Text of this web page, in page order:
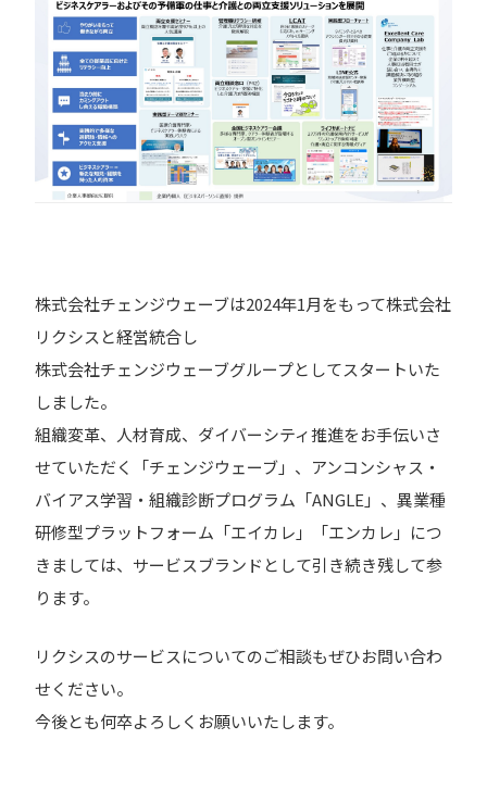
株式会社チェンジウェーブは2024年1月をもって株式会社
リクシスと経営統合し
株式会社チェンジウェーブグループとしてスタートいた
しました。
組織変革、人材育成、ダイバーシティ推進をお手伝いさ
せていただく「チェンジウェーブ」、アンコンシャス・
バイアス学習・組織診断プログラム「ANGLE」、異業種
研修型プラットフォーム「エイカレ」「エンカレ」につ
きましては、サービスブランドとして引き続き残して参
ります。
リクシスのサービスについてのご相談もぜひお問い合わ
せください。
今後とも何卒よろしくお願いいたします。